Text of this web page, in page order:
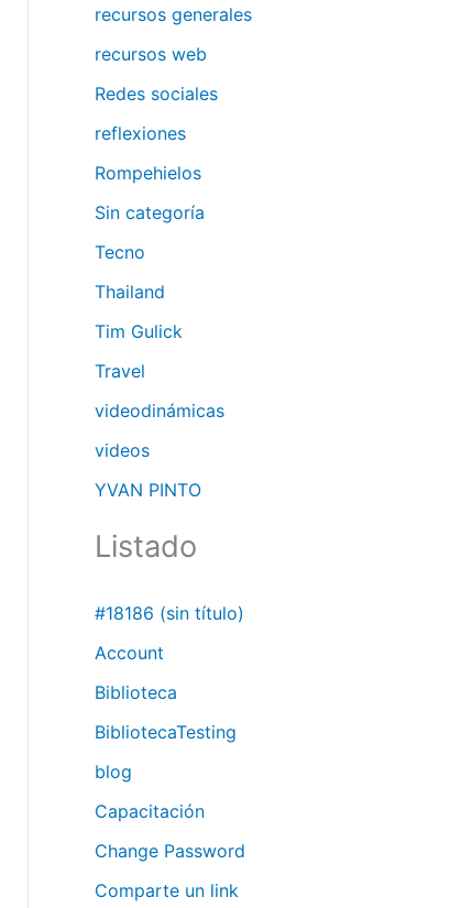
recursos generales
recursos web
Redes sociales
reflexiones
Rompehielos
Sin categoría
Tecno
Thailand
Tim Gulick
Travel
videodinámicas
videos
YVAN PINTO
Listado
#18186 (sin título)
Account
Biblioteca
BibliotecaTesting
blog
Capacitación
Change Password
Comparte un link